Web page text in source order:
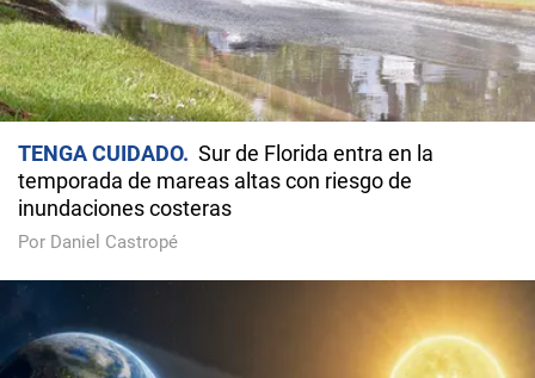
TENGA CUIDADO
Sur de Florida entra en la
temporada de mareas altas con riesgo de
inundaciones costeras
Por Daniel Castropé